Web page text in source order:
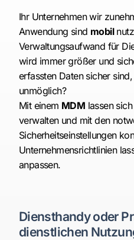
Ihr Unternehmen wir
Anwendung sind mobil
Verwaltungsaufwand für
wird immer größer und
erfassten Daten sicher
unmöglich?
Mit einem MDM lassen
verwalten und mit den
Sicherheitseinstellungen
Unternehmensrichtlinien
anpassen.
Diensthandy oder
dienstlichen